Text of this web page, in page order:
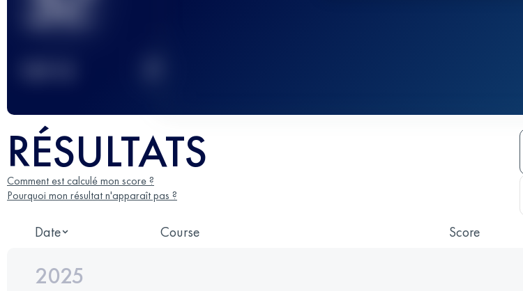
RÉSULTATS
Comment est calculé mon score ?
Pourquoi mon résultat n'apparaît pas ?
Date Course Score
2025